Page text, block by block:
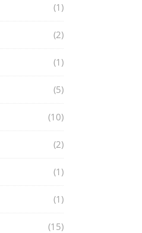
(1)
(2)
(1)
(5)
(10)
(2)
(1)
(1)
(15)